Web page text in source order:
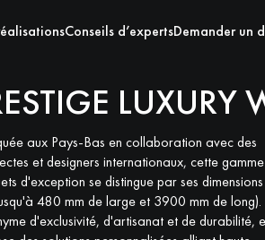
Conseils d’expertsDemander un
PARQUET MASSIF
PARQUET
CONTRECOLLÉ -
PARQUET HUILÉ
PARQUET EN BOIS
BRUT
LUXURY
aux Pays-Bas en collaboration avec des
et designers internationaux, cette
d'exception se distingue par ses dimensions
480 mm de large et 3900 mm de long).
d'exclusivité, d'artisanat et de durabilité,